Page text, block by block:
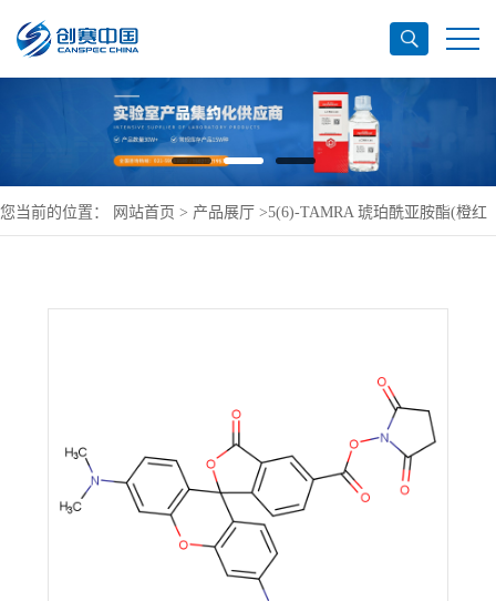
您当前的位置： 网站首页 > 产品展厅 >5(6)-TAMRA 琥珀酰亚胺酯(橙红